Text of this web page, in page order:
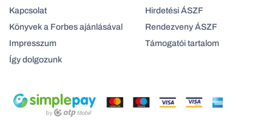
Kapcsolat
Könyvek a Forbes ajánlásával
Impresszum
Így dolgozunk
Hirdetési ÁSZF
Rendezveny ÁSZF
Támogatói tartalom